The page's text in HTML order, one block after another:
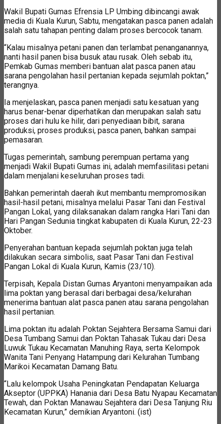
Wakil Bupati Gumas Efrensia LP Umbing dibincangi awak
media di Kuala Kurun, Sabtu, mengatakan pasca panen adalah
salah satu tahapan penting dalam proses bercocok tanam.
“Kalau misalnya petani panen dan terlambat penanganannya,
nanti hasil panen bisa busuk atau rusak. Oleh sebab itu,
Pemkab Gumas memberi bantuan alat pasca panen atau
sarana pengolahan hasil pertanian kepada sejumlah poktan,”
terangnya.
Ia menjelaskan, pasca panen menjadi satu kesatuan yang
harus benar-benar diperhatikan dan merupakan salah satu
proses dari hulu ke hilir, dari penyediaan bibit, sarana
produksi, proses produksi, pasca panen, bahkan sampai
pemasaran.
Tugas pemerintah, sambung perempuan pertama yang
menjadi Wakil Bupati Gumas ini, adalah memfasilitasi petani
dalam menjalani keseluruhan proses tadi.
Bahkan pemerintah daerah ikut membantu mempromosikan
hasil-hasil petani, misalnya melalui Pasar Tani dan Festival
Pangan Lokal, yang dilaksanakan dalam rangka Hari Tani dan
Hari Pangan Sedunia tingkat kabupaten di Kuala Kurun, 22-23
Oktober.
Penyerahan bantuan kepada sejumlah poktan juga telah
dilakukan secara simbolis, saat Pasar Tani dan Festival
Pangan Lokal di Kuala Kurun, Kamis (23/10).
Terpisah, Kepala Distan Gumas Aryantoni menyampaikan ada
lima poktan yang berasal dari berbagai desa/kelurahan
menerima bantuan alat pasca panen atau sarana pengolahan
hasil pertanian.
Lima poktan itu adalah Poktan Sejahtera Bersama Samui dari
Desa Tumbang Samui dan Poktan Tahasak Tukau dari Desa
Luwuk Tukau Kecamatan Manuhing Raya, serta Kelompok
Wanita Tani Penyang Hatampung dari Kelurahan Tumbang
Marikoi Kecamatan Damang Batu.
“Lalu kelompok Usaha Peningkatan Pendapatan Keluarga
Akseptor (UPPKA) Hanania dari Desa Batu Nyapau Kecamatan
Tewah, dan Poktan Manawau Sejahtera dari Desa Tanjung Riu
Kecamatan Kurun,” demikian Aryantoni. (ist)